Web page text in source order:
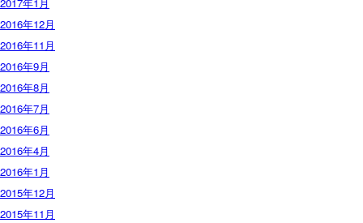
2016年12月
2016年11月
2016年9月
2016年8月
2016年7月
2016年6月
2016年4月
2016年1月
2015年12月
2015年11月